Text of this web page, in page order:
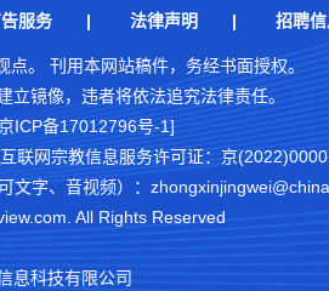
服务| 法律声明 | 招聘信
。 刊用本网站稿件，务经书面授权。
立镜像，违者将依法追究法律责任。
ICP备17012796号-1]
联网宗教信息服务许可证：京
文字、音视频）：
All Rights Reserved
息科技有限公司